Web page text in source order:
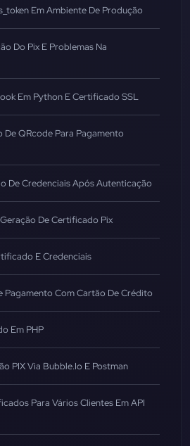
Em Ambiente De Produção
Do Pix E Problemas Na
Em Python E Certificado SSL
QRcode Para Pagamento
De Credenciais Após Autenticação
De Certificado Pix
E Credenciais
Pagamento Com Cartão De Crédito
Em PHP
PIX Via Bubble.io E Postman
Para Vários Clientes Em API